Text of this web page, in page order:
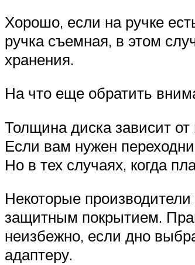
Хорошо, если на ручке
ручка съемная, в этом
хранения.
На что еще обратить
Толщина диска зависит
Если вам нужен
Но в тех случаях, когда
Некоторые
защитным покрытием.
неизбежно, если дно
адаптеру.